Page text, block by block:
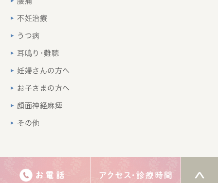
不妊治療
うつ病
耳鳴り･難聴
妊婦さんの方へ
お子さまの方へ
顔面神経麻痺
その他